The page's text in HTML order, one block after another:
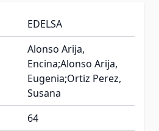
EDELSA
Alonso Arija,
Encina;Alonso Arija,
Eugenia;Ortiz Perez,
Susana
64